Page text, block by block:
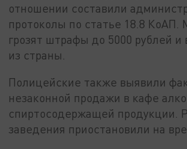
отношении составили
протоколы по статье 18.8 КоАП.
грозят штрафы до 5000 рублей
из страны.
Полицейские также выявили
незаконной продажи в кафе
спиртосодержащей продукции.
заведения приостановили на